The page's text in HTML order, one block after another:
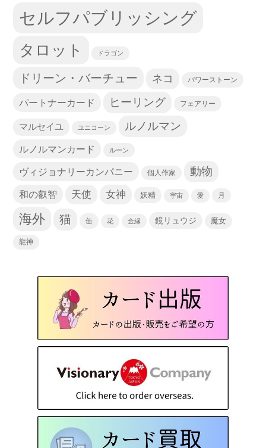
セルフパブリッシング
タロット ドラゴン
ドリーン・バーチュー ネコ パワーストーン
パートナーカード ヒーリング フェアリー
マルセイユ ユニコーン ルノルマン
ルノルマンカード ルーン
ヴィジョナリーカンパニー 個人作家 動物
和の叡智 天使 女神 妖精 宇宙 愛 月
海外 猫 缶 花 金縁 鏡リュウジ 魔女
龍神